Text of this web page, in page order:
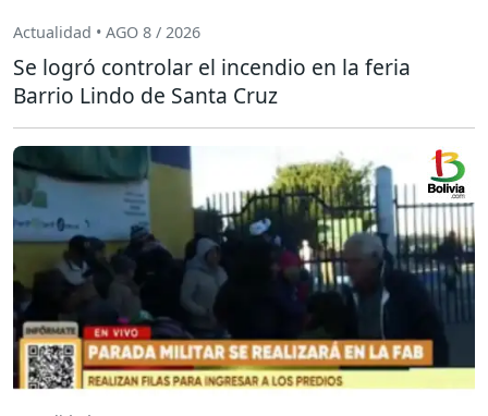
Actualidad • AGO 8 / 2026
Se logró controlar el incendio en la feria
Barrio Lindo de Santa Cruz